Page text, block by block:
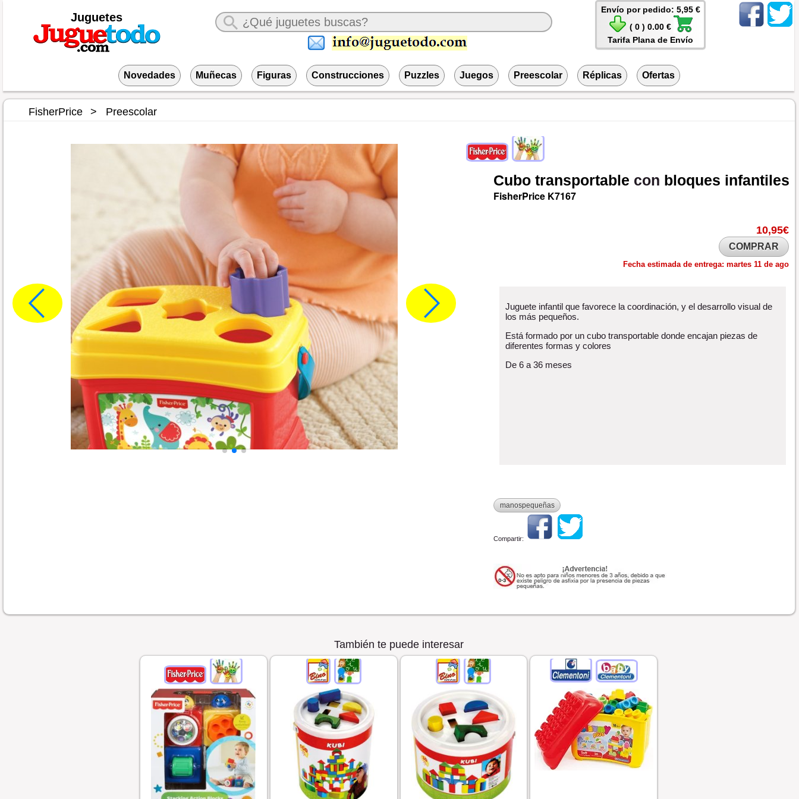
Juguetes
Envío por pedido: 5,95 €
( 0 ) 0.00 €
Tarifa Plana de Envío
Novedades Muñecas Figuras Construcciones Puzzles Juegos Preescolar Réplicas Ofertas
FisherPrice Preescolar
Cubo transportable con bloques infantiles
FisherPrice K7167
10,95€
COMPRAR
Fecha estimada de entrega: martes 11 de ago
Juguete infantil que favorece la coordinación, y el desarrollo visual de
los más pequeños.
Está formado por un cubo transportable donde encajan piezas de
diferentes formas y colores
De 6 a 36 meses
manospequeñas
Compartir:
También te puede interesar